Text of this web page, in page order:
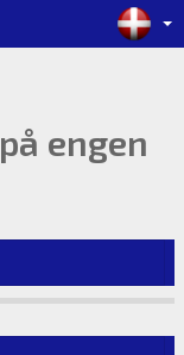
engen